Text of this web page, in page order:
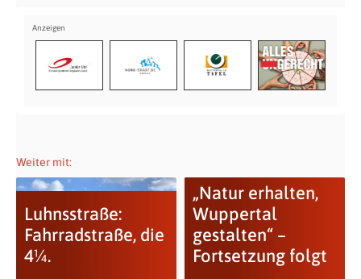
Weiter mit:
Luhnsstraße:
Fahrradstraße, die
4¼.
„Natur erhalten,
Wuppertal
gestalten“ –
Fortsetzung folgt